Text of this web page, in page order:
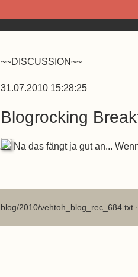
~~DISCUSSION~~
31.07.2010 15:28:25
Blogrocking
Na das fängt ja gut an...
blog/2010/vehtoh_blog_rec_684.txt